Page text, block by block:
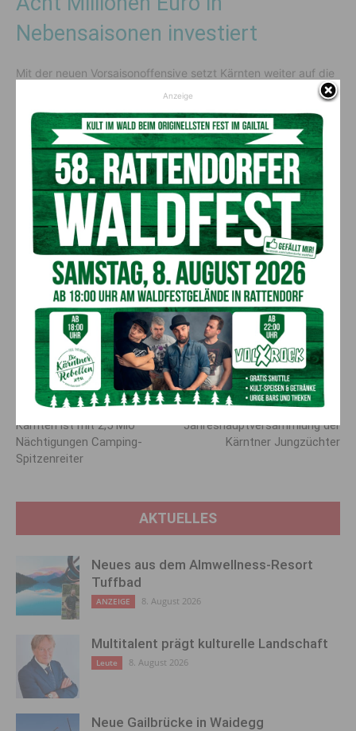
Nebensaisonen investiert
Mit der neuen Vorsaisonoffensive setzt Kärnten weiter auf die
Nebensaisons. Auch heuer wird die seit 2020 durchgeführte
Herbstoffensive fortgesetzt. „Wir haben seit dem Jahr 2020
insgesamt sechs Millionen Euro in die Herbstoffensive
investiert und unsere touristischen Stärken Wandern und
Kärntner Kulinarik im Rahmen der Almhütten-Offensive
deutlich aufgewertet. Gemeinsam mit den zwei Millionen Euro
für die Vorsaisonoffensive sind damit acht Millionen Euro in die
Stärkung des Ganzjahrestourismus geflossen“, zieht
Schuschnig eine Bilanz. Dass das Herbst-Angebot bisher sehr
gut angenommen wurde, belegen auch die
Nächtigungszahlen des Vorjahres. „Ziel ist es, die sehr gute
Buchungslage der Sommermonate auch auf die
Schultersaisonen auszudehnen. Damit erreichen wir nicht nur
die ganzjährige Wertschöpfung, sondern können durch
attraktive Ganzjahresanstellungen gleichzeitig dem
Mitarbeitermangel im Tourismus positiv entgegenwirken“,
erklärt Schuschnig dazu abschließend.
Vorheriger Artikel
Kärnten ist mit 2,5 Mio
Nächtigungen Camping-
Spitzenreiter
Nächster Artikel
Jahreshauptversammlung der
Kärntner Jungzüchter
AKTUELLES
Neues aus dem Almwellness-Resort
Tuffbad
ANZEIGE 8. August 2026
Multitalent prägt kulturelle Landschaft
Leute 8. August 2026
Neue Gailbrücke in Waidegg
Anzeige